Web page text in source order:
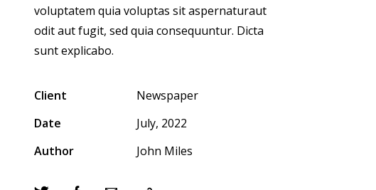
voluptatem quia voluptas sit aspernaturaut
odit aut fugit, sed quia consequuntur. Dicta
sunt explicabo.
Client
Newspaper
Date
July, 2022
Author
John Miles